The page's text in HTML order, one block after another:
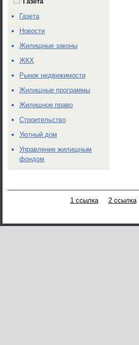
Газета
Новости
Жилищные законы
ЖКХ
Рынок недвижимости
Жилищные программы
Жилищное право
Строительство
Уютный дом
Управление жилищным
фондом
1 ссылка 2 ссылка